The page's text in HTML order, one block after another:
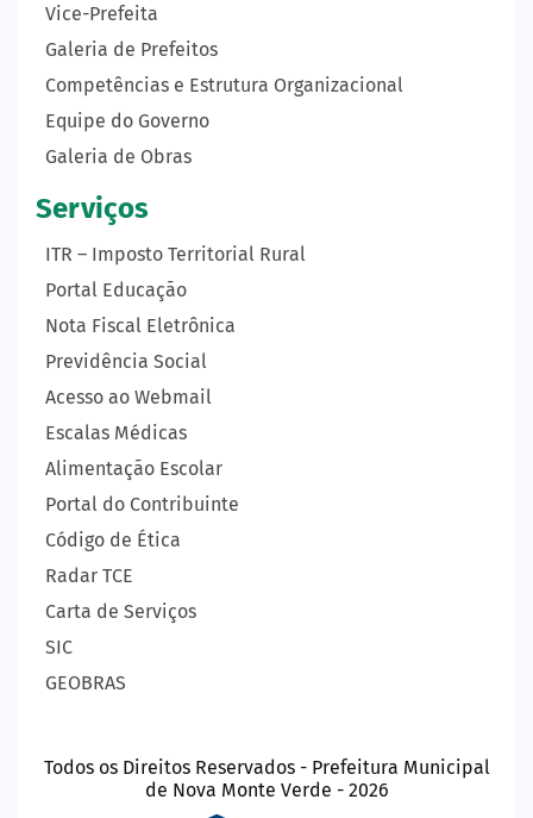
Vice-Prefeita
Galeria de Prefeitos
Competências e Estrutura Organizacional
Equipe do Governo
Galeria de Obras
Serviços
ITR – Imposto Territorial Rural
Portal Educação
Nota Fiscal Eletrônica
Previdência Social
Acesso ao Webmail
Escalas Médicas
Alimentação Escolar
Portal do Contribuinte
Código de Ética
Radar TCE
Carta de Serviços
SIC
GEOBRAS
Todos os Direitos Reservados - Prefeitura Municipal
de Nova Monte Verde - 2026